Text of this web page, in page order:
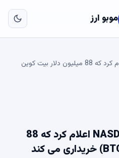
موبو ارز
این شرکت در لیست NASDAQ اعلام کرد که 88 میلیون دلار بیت کوین
این شرکت در لیست NASDAQ اعلام کرد که 88